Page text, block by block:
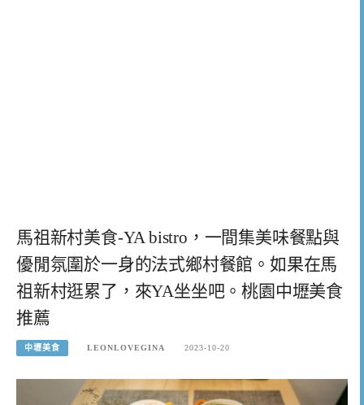
馬祖新村美食-YA bistro，一間集美味餐點與
優閒氛圍於一身的法式鄉村餐館。如果在馬
祖新村逛累了，來YA坐坐吧。桃園中壢美食
推薦
中壢美食 LEONLOVEGINA 2023-10-20